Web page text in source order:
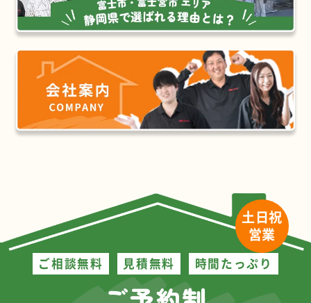
ご相談無料 見積無料 時間たっぷり
土日祝
営業